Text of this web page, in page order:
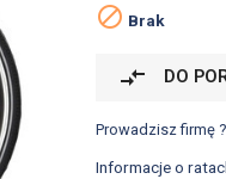
 Brak
compare_arrows DO
Prowadzisz firmę
Informacje o